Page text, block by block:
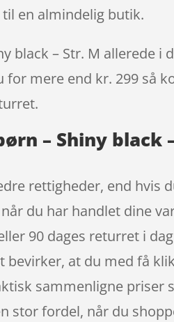
en almindelig butik.
black – Str. M allerede i
mere end kr. 299 så
– Shiny
rettigheder, end hvis
du har handlet dine
90 dages returret i
bevirker, at du med få
sammenligne
stor fordel, når du